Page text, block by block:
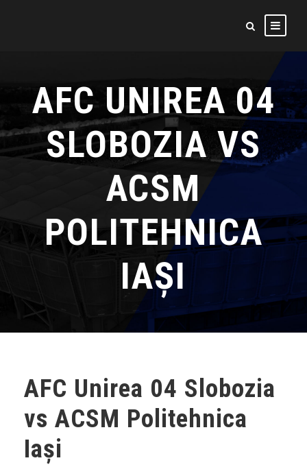
AFC UNIREA 04
SLOBOZIA VS
ACSM
POLITEHNICA
IAȘI
AFC Unirea 04 Slobozia
vs ACSM Politehnica
Iași